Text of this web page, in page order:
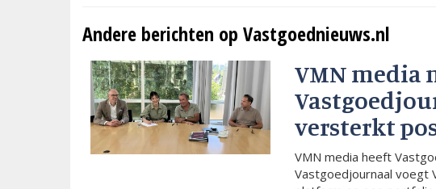
Andere berichten op Vastgoednieuws.nl
VMN media
versterkt
VMN media heeft
Vastgoedjournaal voegt